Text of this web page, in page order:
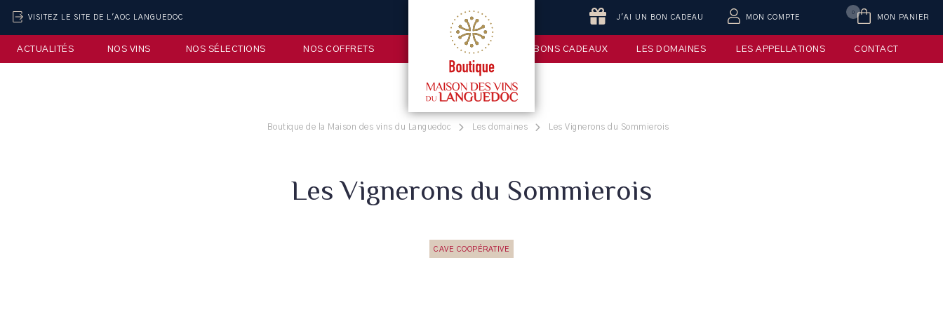
VISITEZ LE SITE DE L'AOC LANGUEDOC J'AI UN BON CADEAU MON COMPTE MON PANIER
0
ACTUALITÉS NOS VINS NOS SÉLECTIONS NOS COFFRETS BONS CADEAUX LES DOMAINES LES APPELLATIONS CONTACT
Boutique de la Maison des vins du Languedoc Les domaines Les Vignerons du Sommierois
Les Vignerons du Sommierois
CAVE COOPÉRATIVE